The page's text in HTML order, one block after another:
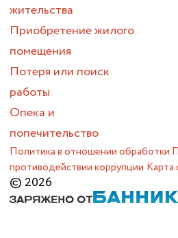
жительства
Приобретение жилого
помещения
Потеря или поиск
работы
Опека и
попечительство
Политика в отношении обработки
противодействии коррупции Карта
© 2026